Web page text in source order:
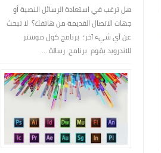
هل ترغب في استعادة الرسائل النصية أو
جهات الاتصال القديمة من هاتفك؟ لا تبحث
عن أي شيء آخر؛ برنامج كول موستر
للاندرويد يقوم برنامج رسالة ...